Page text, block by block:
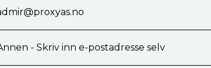
- Skriv inn e-postadresse selv